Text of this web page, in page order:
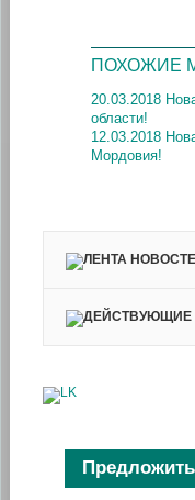
ПОХОЖИЕ
20.03.2018
области!
12.03.2018
Мордовия!